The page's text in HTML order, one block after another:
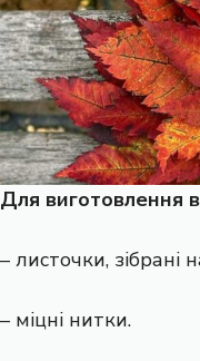
Для виготовлення
– листочки, зібрані
– міцні нитки.